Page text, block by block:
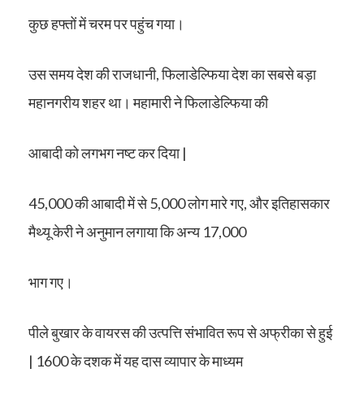
कुछ हफ्तों में चरम पर पहुंच गया।
उस समय देश की राजधानी, फिलाडेल्फिया देश का सबसे बड़ा
महानगरीय शहर था। महामारी ने फिलाडेल्फिया की
आबादी को लगभग नष्ट कर दिया |
45,000 की आबादी में से 5,000 लोग मारे गए, और इतिहासकार
मैथ्यू केरी ने अनुमान लगाया कि अन्य 17,000
भाग गए।
पीले बुखार के वायरस की उत्पत्ति संभावित रूप से अफ्रीका से हुई
| 1600 के दशक में यह दास व्यापार के माध्यम